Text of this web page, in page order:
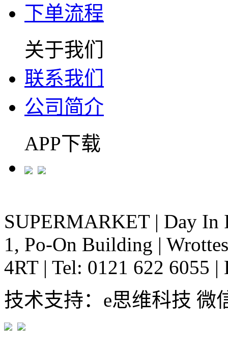
下单流程
关于我们
联系我们
公司简介
APP下载
SUPERMARKET | Day In
1, Po-On Building |
4RT | Tel: 0121 622 6055 |
技术支持：e思维科技 微